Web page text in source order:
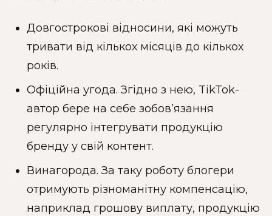
Довгострокові відносини, які можуть
тривати від кількох місяців до кількох
років.
Офіційна угода. Згідно з нею, TikTok-
автор бере на себе зобов’язання
регулярно інтегрувати продукцію
бренду у свій контент.
Винагорода. За таку роботу блогери
отримують різноманітну компенсацію,
наприклад грошову виплату, продукцію